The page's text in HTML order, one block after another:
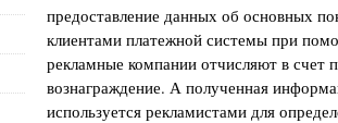
предоставление данных об основных
клиентами платежной системы при
рекламные компании отчисляют в счет
вознаграждение. А полученная
используется рекламистами для